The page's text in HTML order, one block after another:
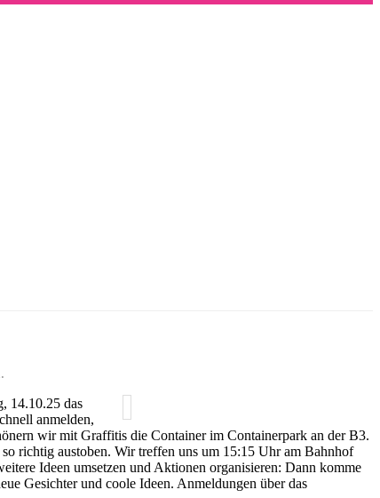
14.10.25 das
anmelden,
wir mit Graffitis die Container im Containerpark an der B3.
richtig austoben. Wir treffen uns um 15:15 Uhr am Bahnhof
Ideen umsetzen und Aktionen organisieren: Dann komme
Gesichter und coole Ideen. Anmeldungen über das